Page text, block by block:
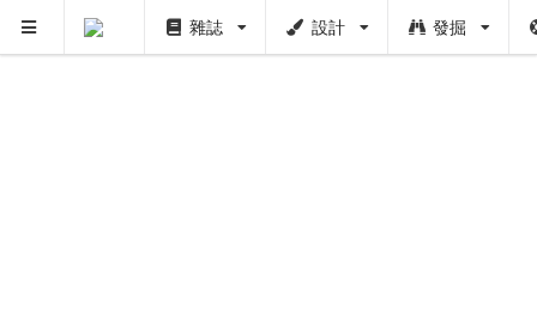
雜誌 設計 發掘